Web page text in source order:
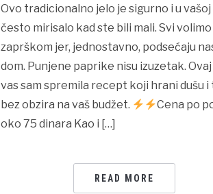
Ovo tradicionalno jelo je sigurno i u
često mirisalo kad ste bili mali. Svi volimo
zaprškom jer, jednostavno, podsećaju
dom. Punjene paprike nisu izuzetak.
vas sam spremila recept koji hrani dušu i
bez obzira na vaš budžet.
Cena po
oko 75 dinara Kao i […]
READ MORE